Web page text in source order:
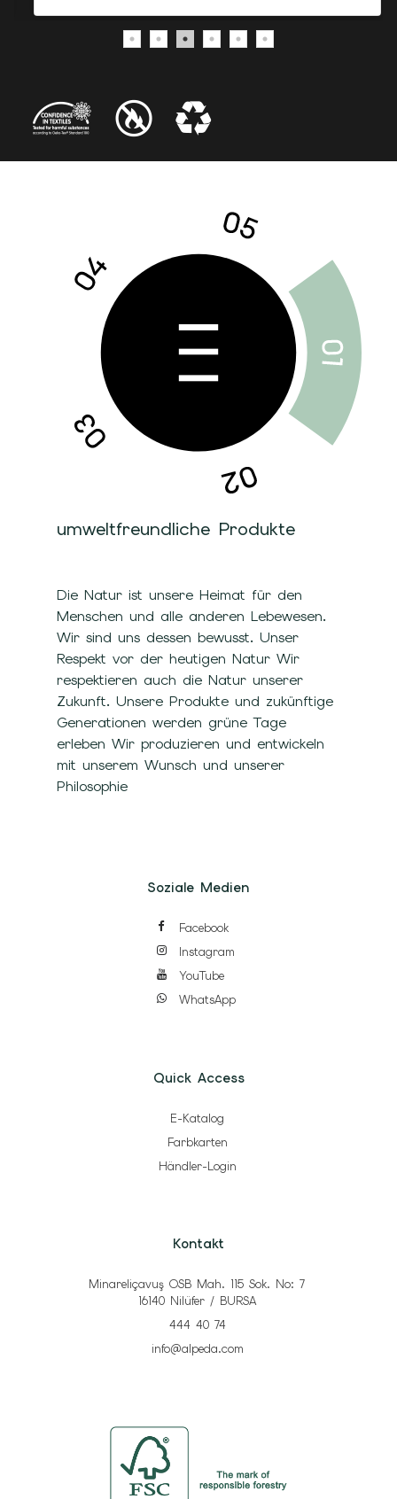
umweltfreundliche Produkte
Die Natur ist unsere Heimat für den
Menschen und alle anderen Lebewesen.
Wir sind uns dessen bewusst. Unser
Respekt vor der heutigen Natur Wir
respektieren auch die Natur unserer
Zukunft. Unsere Produkte und zukünftige
Generationen werden grüne Tage
erleben Wir produzieren und entwickeln
mit unserem Wunsch und unserer
Philosophie
Soziale Medien
Facebook
Instagram
YouTube
WhatsApp
Quick Access
E-Katalog
Farbkarten
Händler-Login
Kontakt
Minareliçavuş OSB Mah. 115 Sok. No: 7
16140 Nilüfer / BURSA
444 40 74
info@alpeda.com